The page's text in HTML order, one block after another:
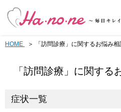
HOME 「訪問診療」に関するお悩み
「訪問診療」に関する
症状一覧